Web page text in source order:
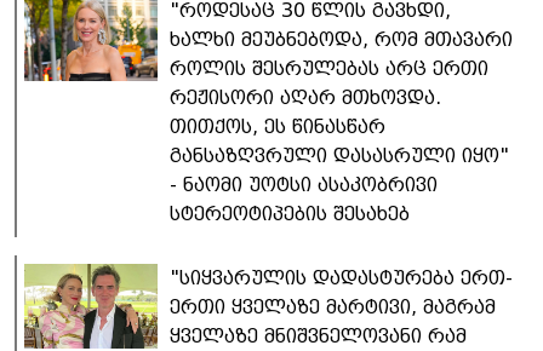
"როდესაც 30 წლის გავხდი,
ხალხი მეუბნებოდა, რომ მთავარი
როლის შესრულებას არც ერთი
რეჟისორი აღარ მთხოვდა.
თითქოს, ეს წინასწარ
განსაზღვრული დასასრული იყო"
- ნაომი უოტსი ასაკობრივი
სტერეოტიპების შესახებ
"სიყვარულის დადასტურება ერთ-
ერთი ყველაზე მარტივი, მაგრამ
ყველაზე მნიშვნელოვანი რამ